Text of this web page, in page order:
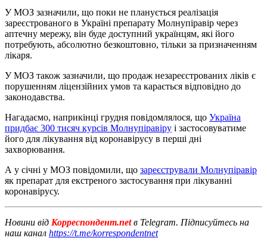
У МОЗ зазначили, що поки не планується реалізація
зареєстрованого в Україні препарату Молнупіравір через
аптечну мережу, він буде доступний українцям, які його
потребують, абсолютно безкоштовно, тільки за призначенням
лікаря.
У МОЗ також зазначили, що продаж незареєстрованих ліків є
порушенням ліцензійних умов та карається відповідно до
законодавства.
Нагадаємо, наприкінці грудня повідомлялося, що Україна
придбає 300 тисяч курсів Молнупіравіру і застосовуватиме
його для лікування від коронавірусу в перші дні
захворювання.
А у січні у МОЗ повідомили, що зареєстрували Молнупіравір
як препарат для екстреного застосування при лікуванні
коронавірусу.
Новини від Корреспондент.netв Telegram. Підписуйтесь на
наш канал https://t.me/korrespondentnet